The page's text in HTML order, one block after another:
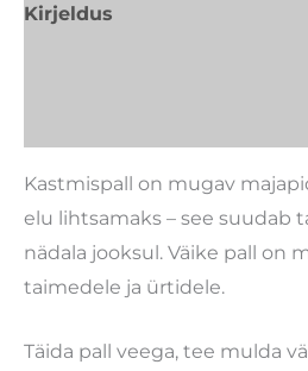
Kirjeldus
Kastmispall on mugav
elu lihtsamaks – see suudab
nädala jooksul. Väike pall on
taimedele ja ürtidele.
Täida pall veega, tee mulda